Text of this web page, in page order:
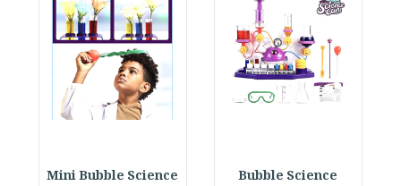
Bubble Science
Mini Bubble Science